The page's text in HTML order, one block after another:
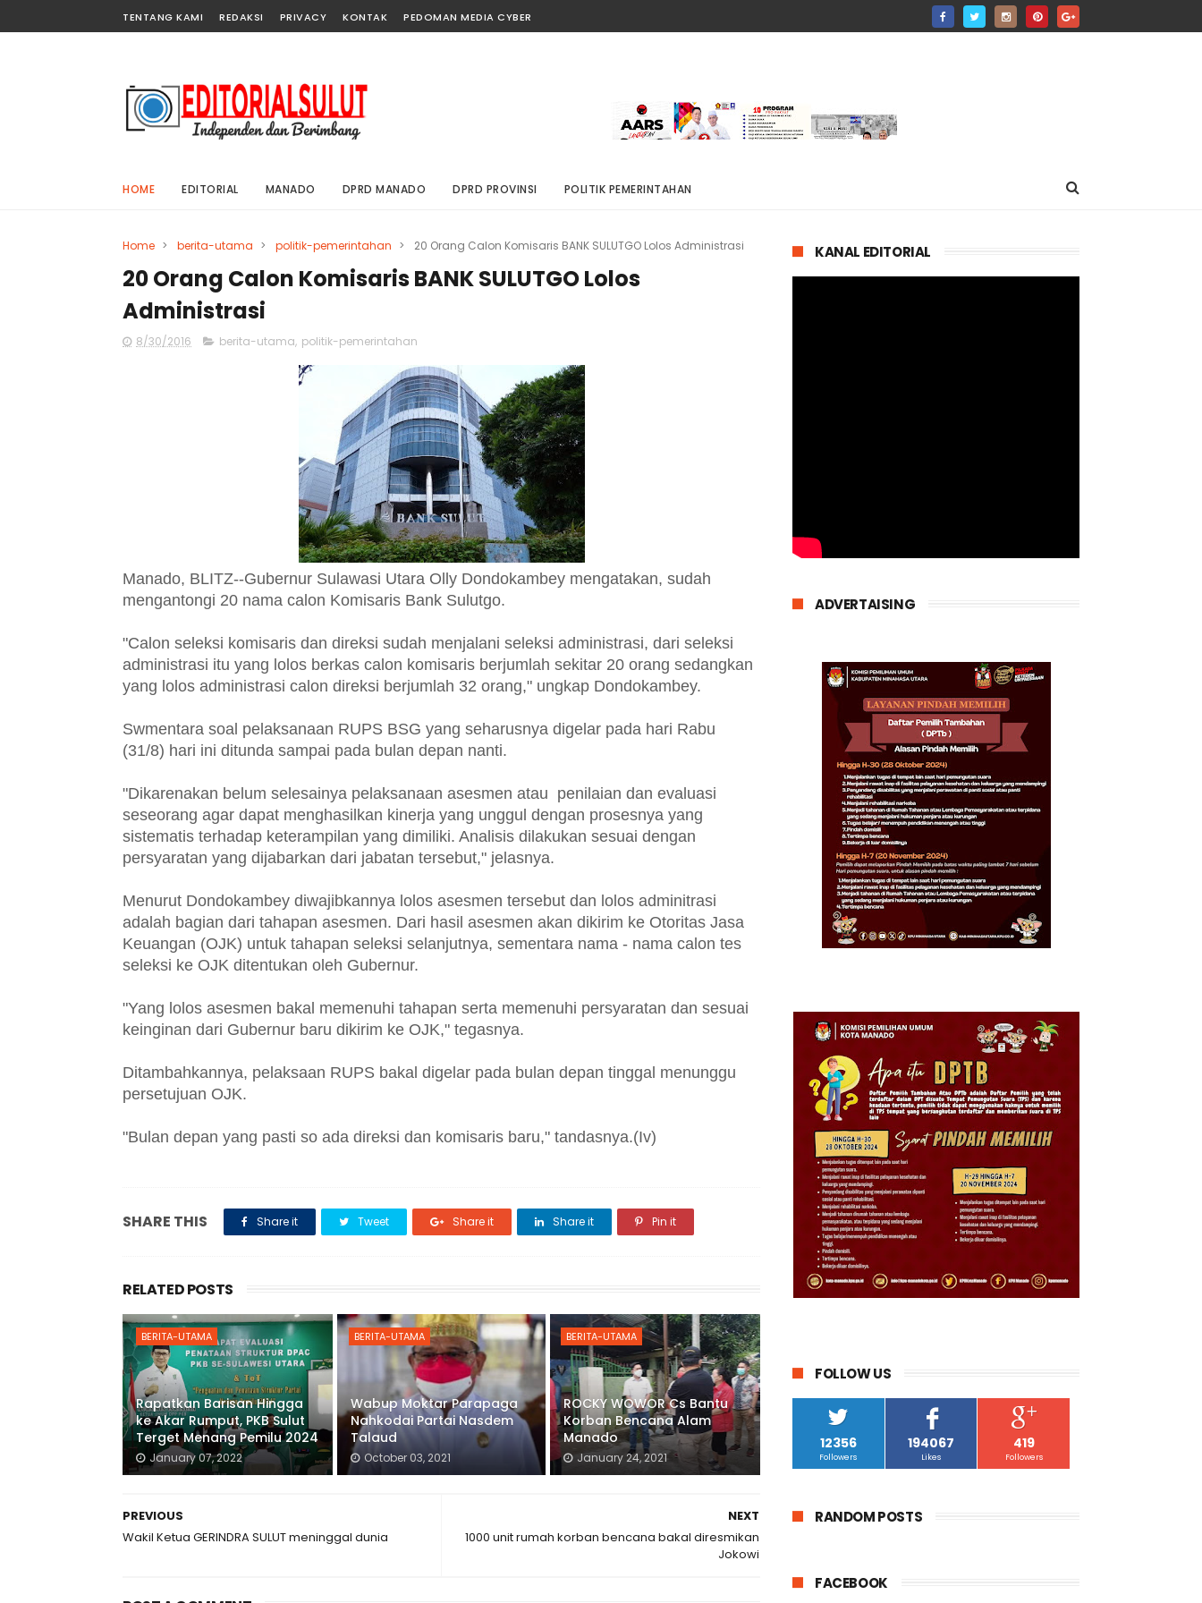
TENTANG KAMI REDAKSI PRIVACY KONTAK PEDOMAN MEDIA CYBER
HOME EDITORIAL MANADO DPRD MANADO DPRD PROVINSI POLITIK PEMERINTAHAN
Home > berita-utama > politik-pemerintahan > 20 Orang Calon Komisaris BANK SULUTGO Lolos Administrasi
20 Orang Calon Komisaris BANK SULUTGO Lolos
Administrasi
8/30/2016 berita-utama, politik-pemerintahan
Manado, BLITZ--Gubernur Sulawasi Utara Olly Dondokambey mengatakan, sudah
mengantongi 20 nama calon Komisaris Bank Sulutgo.
"Calon seleksi komisaris dan direksi sudah menjalani seleksi administrasi, dari seleksi
administrasi itu yang lolos berkas calon komisaris berjumlah sekitar 20 orang sedangkan
yang lolos administrasi calon direksi berjumlah 32 orang," ungkap Dondokambey.
Swmentara soal pelaksanaan RUPS BSG yang seharusnya digelar pada hari Rabu
(31/8) hari ini ditunda sampai pada bulan depan nanti.
"Dikarenakan belum selesainya pelaksanaan asesmen atau penilaian dan evaluasi
seseorang agar dapat menghasilkan kinerja yang unggul dengan prosesnya yang
sistematis terhadap keterampilan yang dimiliki. Analisis dilakukan sesuai dengan
persyaratan yang dijabarkan dari jabatan tersebut," jelasnya.
Menurut Dondokambey diwajibkannya lolos asesmen tersebut dan lolos adminitrasi
adalah bagian dari tahapan asesmen. Dari hasil asesmen akan dikirim ke Otoritas Jasa
Keuangan (OJK) untuk tahapan seleksi selanjutnya, sementara nama - nama calon tes
seleksi ke OJK ditentukan oleh Gubernur.
"Yang lolos asesmen bakal memenuhi tahapan serta memenuhi persyaratan dan sesuai
keinginan dari Gubernur baru dikirim ke OJK," tegasnya.
Ditambahkannya, pelaksaan RUPS bakal digelar pada bulan depan tinggal menunggu
persetujuan OJK.
"Bulan depan yang pasti so ada direksi dan komisaris baru," tandasnya.(Iv)
SHARE THIS Share it Tweet Share it Share it Pin it
RELATED POSTS
BERITA-UTAMA
Rapatkan Barisan Hingga
ke Akar Rumput, PKB Sulut
Terget Menang Pemilu 2024
January 07, 2022
BERITA-UTAMA
Wabup Moktar Parapaga
Nahkodai Partai Nasdem
Talaud
October 03, 2021
BERITA-UTAMA
ROCKY WOWOR Cs Bantu
Korban Bencana Alam
Manado
January 24, 2021
NEXT
1000 unit rumah korban bencana bakal diresmikan
Jokowi
PREVIOUS
Wakil Ketua GERINDRA SULUT meninggal dunia
KANAL EDITORIAL
ADVERTAISING
FOLLOW US
12356
Followers
194067
Likes
419
Followers
RANDOM POSTS
FACEBOOK